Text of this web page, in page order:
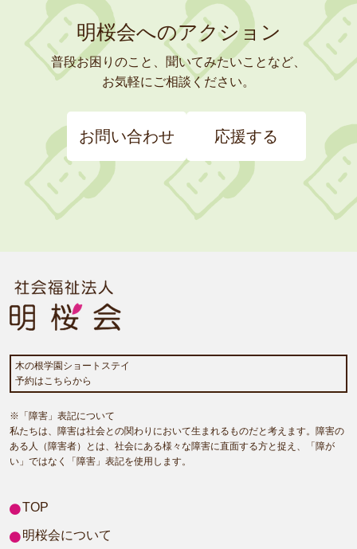
明桜会へのアクション
普段お困りのこと、聞いてみたいことなど、
お気軽にご相談ください。
お問い合わせ 応援する
木の根学園ショートステイ
予約はこちらから
※「障害」表記について
私たちは、障害は社会との関わりにおいて生まれるものだと考えます。障害の
ある人（障害者）とは、社会にある様々な障害に直面する方と捉え、「障が
い」ではなく「障害」表記を使用します。
TOP
明桜会について